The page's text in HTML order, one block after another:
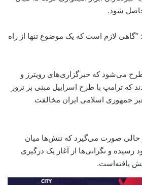
حاصل شود.
لازم است که یک موضوع تنها از راه
می‌شود که خبرگزاری‌های رویترز و
که ترامپ با طرح اسراییل مبنی بر ترور
جمهوری اسلامی ایران مخالفت
حالی صورت می‌گیرد که تنش‌ها میان
رسیده و نگرانی‌ها از آغاز یک درگیری
یافته‌است.